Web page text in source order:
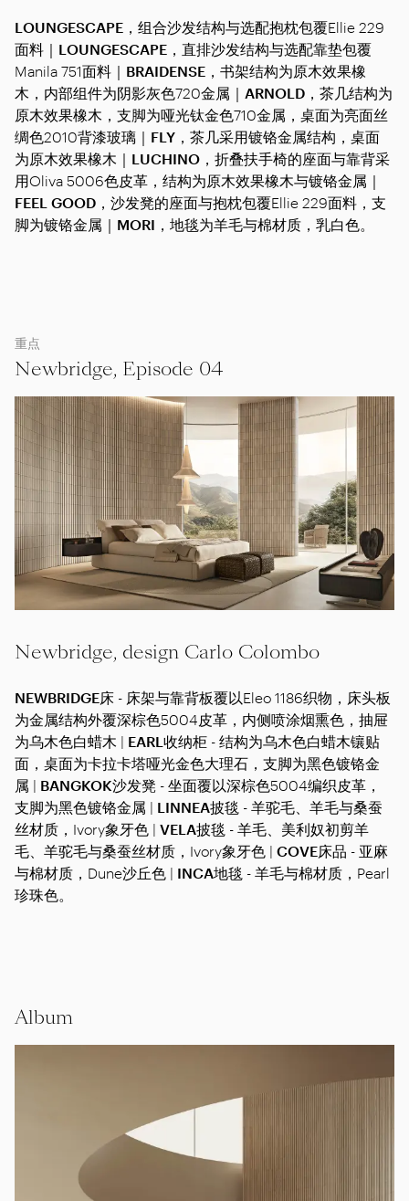
LOUNGESCAPE ，组合沙发结构与选配抱枕包覆Ellie 229
面料｜ LOUNGESCAPE ，直排沙发结构与选配靠垫包覆
Manila 751面料｜ BRAIDENSE ，书架结构为原木效果橡
木，内部组件为阴影灰色720金属｜ ARNOLD ，茶几结构为
原木效果橡木，支脚为哑光钛金色710金属，桌面为亮面丝
绸色2010背漆玻璃｜ FLY ，茶几采用镀铬金属结构，桌面
为原木效果橡木｜ LUCHINO ，折叠扶手椅的座面与靠背采
用Oliva 5006色皮革，结构为原木效果橡木与镀铬金属｜
FEEL GOOD ，沙发凳的座面与抱枕包覆Ellie 229面料，支
脚为镀铬金属｜ MORI ，地毯为羊毛与棉材质，乳白色。
重点
Newbridge, Episode 04
Newbridge, design Carlo Colombo
NEWBRIDGE床 - 床架与靠背板覆以Eleo 1186织物，床头板
为金属结构外覆深棕色5004皮革，内侧喷涂烟熏色，抽屉
为乌木色白蜡木 | EARL 收纳柜 - 结构为乌木色白蜡木镶贴
面，桌面为卡拉卡塔哑光金色大理石，支脚为黑色镀铬金
属 | BANGKOK沙发凳 - 坐面覆以深棕色5004编织皮革，
支脚为黑色镀铬金属 | LINNEA披毯 - 羊驼毛、羊毛与桑蚕
丝材质，Ivory象牙色 | VELA披毯 - 羊毛、美利奴初剪羊
毛、羊驼毛与桑蚕丝材质，Ivory象牙色 | COVE床品 - 亚麻
与棉材质，Dune沙丘色 | INCA地毯 - 羊毛与棉材质，Pearl
珍珠色。
Album